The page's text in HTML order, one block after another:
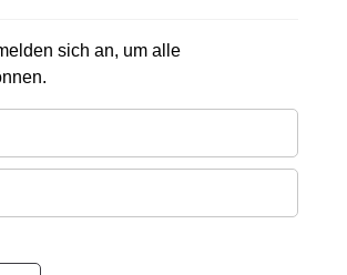
sich an, um alle